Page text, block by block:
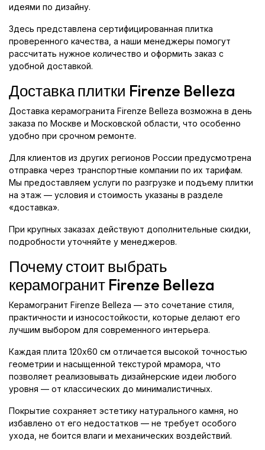
идеями по дизайну.
Здесь представлена сертифицированная плитка
проверенного качества, а наши менеджеры помогут
рассчитать нужное количество и оформить заказ с
удобной доставкой.
Доставка плитки Firenze Belleza
Доставка керамогранита Firenze Belleza возможна в день
заказа по Москве и Московской области, что особенно
удобно при срочном ремонте.
Для клиентов из других регионов России предусмотрена
отправка через транспортные компании по их тарифам.
Мы предоставляем услуги по разгрузке и подъему плитки
на этаж — условия и стоимость указаны в разделе
«доставка».
При крупных заказах действуют дополнительные скидки,
подробности уточняйте у менеджеров.
Почему стоит выбрать
керамогранит Firenze Belleza
Керамогранит Firenze Belleza — это сочетание стиля,
практичности и износостойкости, которые делают его
лучшим выбором для современного интерьера.
Каждая плита 120x60 см отличается высокой точностью
геометрии и насыщенной текстурой мрамора, что
позволяет реализовывать дизайнерские идеи любого
уровня — от классических до минималистичных.
Покрытие сохраняет эстетику натурального камня, но
избавлено от его недостатков — не требует особого
ухода, не боится влаги и механических воздействий.